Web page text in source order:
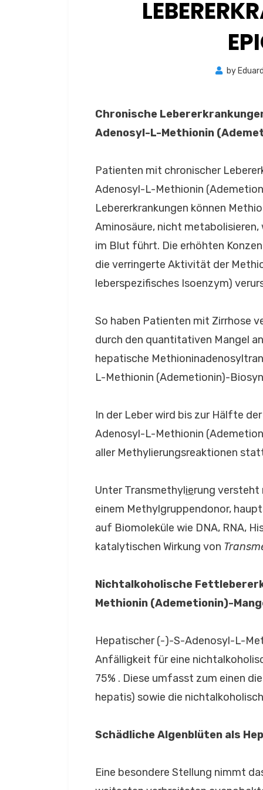
by
Chronische
Adenosyl-L-Methionin
Patienten mit chronischer
Adenosyl-L-Methionin
Lebererkrankungen können
Aminosäure, nicht
im Blut führt. Die erhöhten
die verringerte Aktivität der
leberspezifisches Isoenzym)
So haben Patienten mit Zirrhose
durch den quantitativen Mangel
hepatische
L-Methionin (Ademetionin)-
In der Leber wird bis zur Hälfte
Adenosyl-L-Methionin
aller Methylierungsreaktionen
Unter Transmethylierung versteht
einem Methylgruppendonor,
auf Biomoleküle wie DNA, RNA,
katalytischen Wirkung von
Nichtalkoholische
Methionin (Ademetionin)-
Hepatischer (-)-S-Adenosyl-L-
Anfälligkeit für eine
75% . Diese umfasst zum einen
hepatis) sowie die
Schädliche Algenblüten als
Eine besondere Stellung nimmt